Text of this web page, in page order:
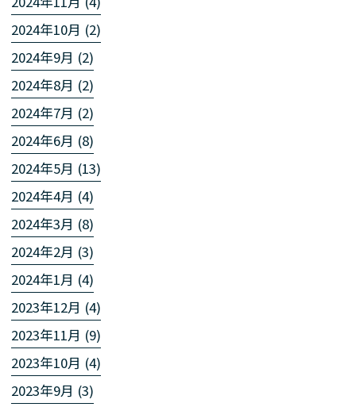
2024年10月 (2)
2024年9月 (2)
2024年8月 (2)
2024年7月 (2)
2024年6月 (8)
2024年5月 (13)
2024年4月 (4)
2024年3月 (8)
2024年2月 (3)
2024年1月 (4)
2023年12月 (4)
2023年11月 (9)
2023年10月 (4)
2023年9月 (3)